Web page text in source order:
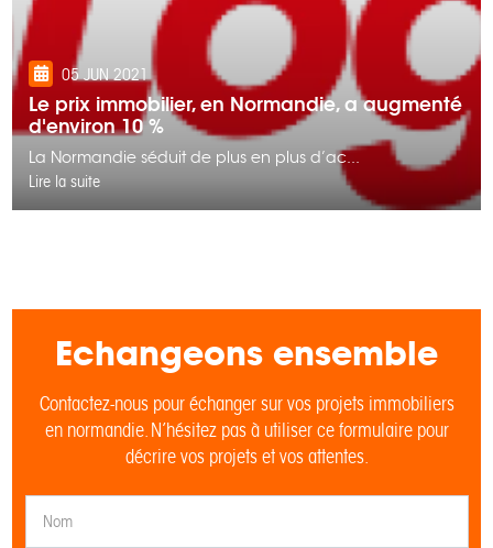
05 JUN 2021
Le prix immobilier, en Normandie, a augmenté
d'environ 10 %
La Normandie séduit de plus en plus d’ac...
Lire la suite
Echangeons ensemble
Contactez-nous pour échanger sur vos projets immobiliers
en normandie. N’hésitez pas à utiliser ce formulaire pour
décrire vos projets et vos attentes.